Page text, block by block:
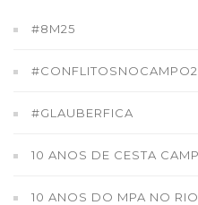
#8M25
#GLAUBERFICA
10 ANOS DE CESTA
10 ANOS DO MPA NO